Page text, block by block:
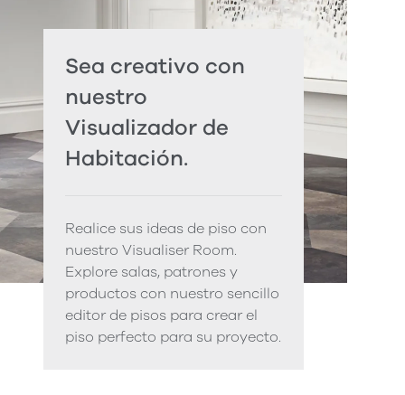
Sea creativo con
nuestro
Visualizador de
Habitación.
Realice sus ideas de piso con
nuestro Visualiser Room.
Explore salas, patrones y
productos con nuestro sencillo
editor de pisos para crear el
piso perfecto para su proyecto.